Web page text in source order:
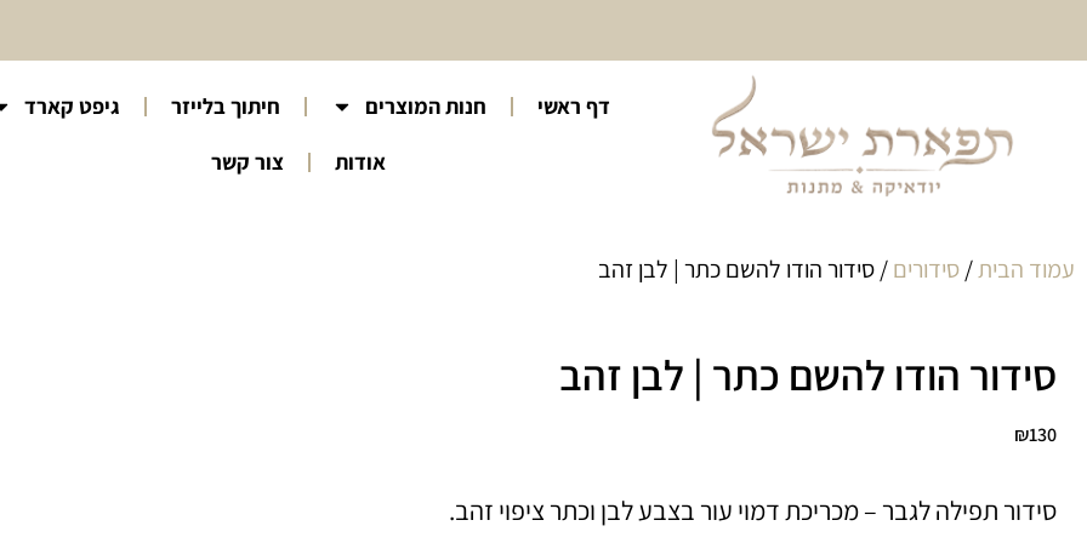
10% הנחה על כל קטגוריית
כיסוי לטלית ולתפילין דף ראשי חנות המוצרים חיתוך בלייזר
גיפט קארד
אודות
צור קשר
עמוד הבית/סידורים/ סידור הודו להשם כתר | לבן זהב
סידור הודו להשם כתר | לבן זהב
₪130
סידור תפילה לגבר – מכריכת דמוי עור בצבע לבן וכתר ציפוי זהב.